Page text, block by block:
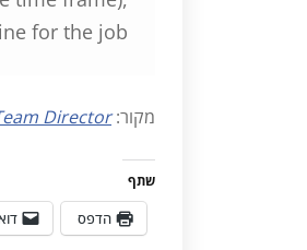
for the job:
מקור:Director
שתף
הדפס